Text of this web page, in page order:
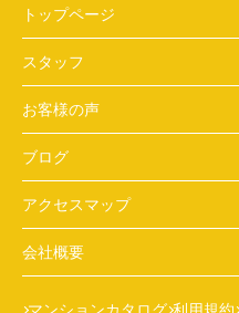
トップページ
スタッフ
お客様の声
ブログ
アクセスマップ
会社概要